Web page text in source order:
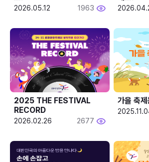
2026.05.12 1963
2025 THE FESTIVAL
RECORD
2026.02.26 2677